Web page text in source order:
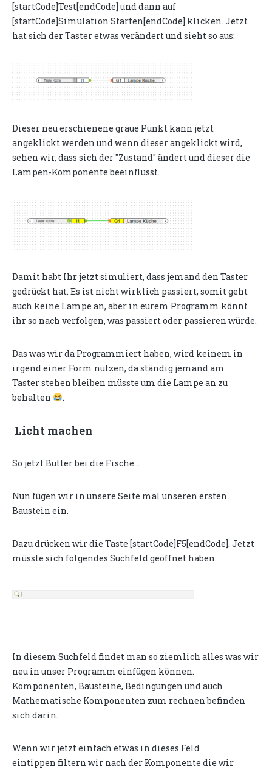
[startCode]Test[endCode] und dann auf
[startCode]Simulation Starten[endCode] klicken. Jetzt
hat sich der Taster etwas verändert und sieht so aus:
Dieser neu erschienene graue Punkt kann jetzt
angeklickt werden und wenn dieser angeklickt wird,
sehen wir, dass sich der "Zustand" ändert und dieser die
Lampen-Komponente beeinflusst.
Damit habt Ihr jetzt simuliert, dass jemand den Taster
gedrückt hat. Es ist nicht wirklich passiert, somit geht
auch keine Lampe an, aber in eurem Programm könnt
ihr so nach verfolgen, was passiert oder passieren würde.
Das was wir da Programmiert haben, wird keinem in
irgend einer Form nutzen, da ständig jemand am
Taster stehen bleiben müsste um die Lampe an zu
behalten
.
Licht machen
So jetzt Butter bei die Fische...
Nun fügen wir in unsere Seite mal unseren ersten
Baustein ein.
Dazu drücken wir die Taste [startCode]F5[endCode]. Jetzt
müsste sich folgendes Suchfeld geöffnet haben:
In diesem Suchfeld findet man so ziemlich alles was wir
neu in unser Programm einfügen können.
Komponenten, Bausteine, Bedingungen und auch
Mathematische Komponenten zum rechnen befinden
sich darin.
Wenn wir jetzt einfach etwas in dieses Feld
eintippen filtern wir nach der Komponente die wir